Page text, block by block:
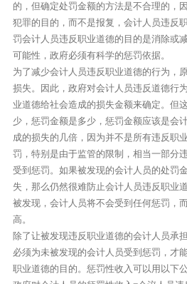
的，但确定处罚金额的方法是不合理的，
犯罪的目的，而不是报复，会计人员违反
罚会计人员违反职业道德的目的是消除或
可能性，政府必须有科学的惩罚依据。
为了减少会计人员违反职业道德的行为，
损失。因此，政府对会计人员违反道德行
业道德给社会造成的损失金额来确定。但
少，惩罚金额是多少，惩罚金额应该是会
成的损失的几倍，因为并不是所有违反职
罚，特别是由于监管的限制，相当一部分
受到惩罚。如果被发现的会计人员的处罚
失，那么仍然很难防止会计人员违反职业
被发现，会计人员将不会受到任何惩罚，
高。
除了让被发现违反职业道德的会计人员承
必须为未被发现的会计人员受到惩罚，才
职业道德的目的。惩罚性收入可以用以下